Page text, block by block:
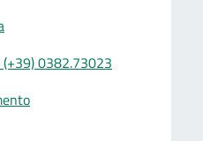
0382.73023